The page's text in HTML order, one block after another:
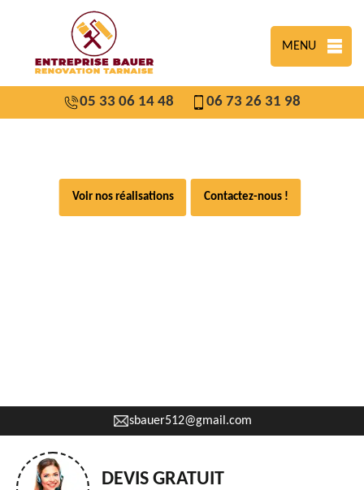
MENU
05 33 06 14 48 06 73 26 31 98
Voir nos réalisations Contactez-nous !
sbauer512@gmail.com
DEVIS GRATUIT